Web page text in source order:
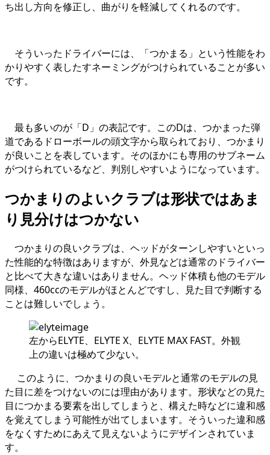
ち出し方向を修正し、曲がりを軽減してくれるのです。
そういったドライバーには、「つかまる」という性能をわ
かりやすく表したすネーミングがつけられていることが多い
です。
最も多いのが「D」の表記です。このDは、つかまった弾
道であるドローボールの頭文字から取られており、つかまり
が良いことを表しています。そのほかにも専用のサブネーム
がつけられているなど、判別しやすいようになっています。
つかまりのよいクラブは形状ではあま
り見分けはつかない
つかまりの良いクラブは、ヘッドがターンしやすいといっ
た性能的な特徴はありますが、外見などは通常のドライバー
と比べて大きな違いはありません。ヘッド体積も他のモデル
同様、460ccのモデルがほとんどですし、見た目で判断する
ことは難しいでしょう。
左からELYTE、ELYTE X、ELYTE MAX FAST。外観
上の違いは極めて少ない。
このように、つかまりの良いモデルと通常のモデルの見
た目に差をつけないのには理由があります。形状などの見た
目につかまる要素を出してしまうと、構えた時などに違和感
を覚えてしまう可能性が出てしまいます。そういった違和感
をなくすためにあえて見えないようにデザインされていま
す。